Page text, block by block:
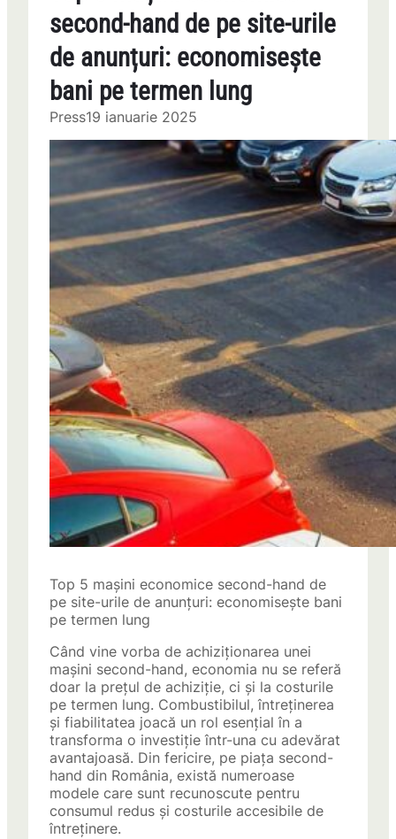
second-hand de pe site-urile
de anunțuri: economisește
bani pe termen lung
Press19 ianuarie 2025
Top 5 mașini economice second-hand de
pe site-urile de anunțuri: economisește bani
pe termen lung
Când vine vorba de achiziționarea unei
mașini second-hand, economia nu se referă
doar la prețul de achiziție, ci și la costurile
pe termen lung. Combustibilul, întreținerea
și fiabilitatea joacă un rol esențial în a
transforma o investiție într-una cu adevărat
avantajoasă. Din fericire, pe piața second-
hand din România, există numeroase
modele care sunt recunoscute pentru
consumul redus și costurile accesibile de
întreținere.